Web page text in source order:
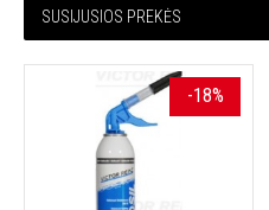
SUSIJUSIOS PREKĖS
-18%